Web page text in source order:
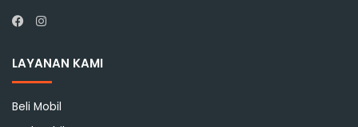
Instagram
LAYANAN KAMI
Beli Mobil